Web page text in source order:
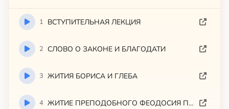
1 ВСТУПИТЕЛЬНАЯ ЛЕКЦИЯ
2 СЛОВО О ЗАКОНЕ И БЛАГОДАТИ
3 ЖИТИЯ БОРИСА И ГЛЕБА
4 ЖИТИЕ ПРЕПОДОБНОГО ФЕОДОСИЯ ПЕЧЕРСКОГО